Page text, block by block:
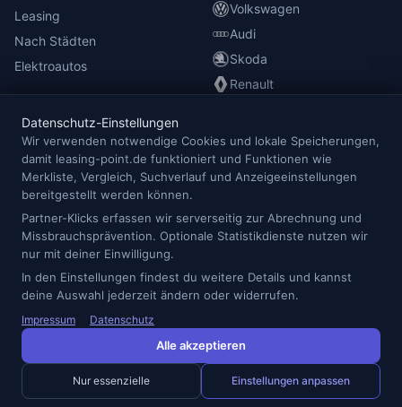
Leasing
Nach Städten
Elektroautos
Volkswagen
Audi
Skoda
Renault
INFORMATIONEN
Anbieterübersicht
Blog
Redaktion
Impressum
Datenschutz
Cookie-Einstellungen
© 2026 Leasing Point — Alle Angaben ohne Gewähr.
* Preise inkl. MwSt., Laufzeit- und km-Paket-abhängig. Details beim
jeweiligen Anbieter.
Datenschutz-Einstellungen
Wir verwenden notwendige Cookies und lokale Speicherungen,
damit leasing-point.de funktioniert und Funktionen wie
Merkliste, Vergleich, Suchverlauf und Anzeigeeinstellungen
bereitgestellt werden können.
Partner-Klicks erfassen wir serverseitig zur Abrechnung und
Missbrauchsprävention. Optionale Statistikdienste nutzen wir
nur mit deiner Einwilligung.
In den Einstellungen findest du weitere Details und kannst
deine Auswahl jederzeit ändern oder widerrufen.
Impressum Datenschutz
Alle akzeptieren
Nur essenzielle Einstellungen anpassen